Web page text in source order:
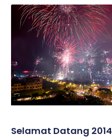
Selamat Datang 2014